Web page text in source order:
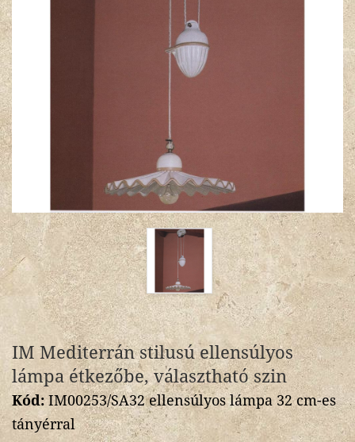
IM Mediterrán stilusú ellensúlyos
lámpa étkezőbe, választható szin
Kód:IM00253/SA32 ellensúlyos lámpa 32 cm-es
tányérral